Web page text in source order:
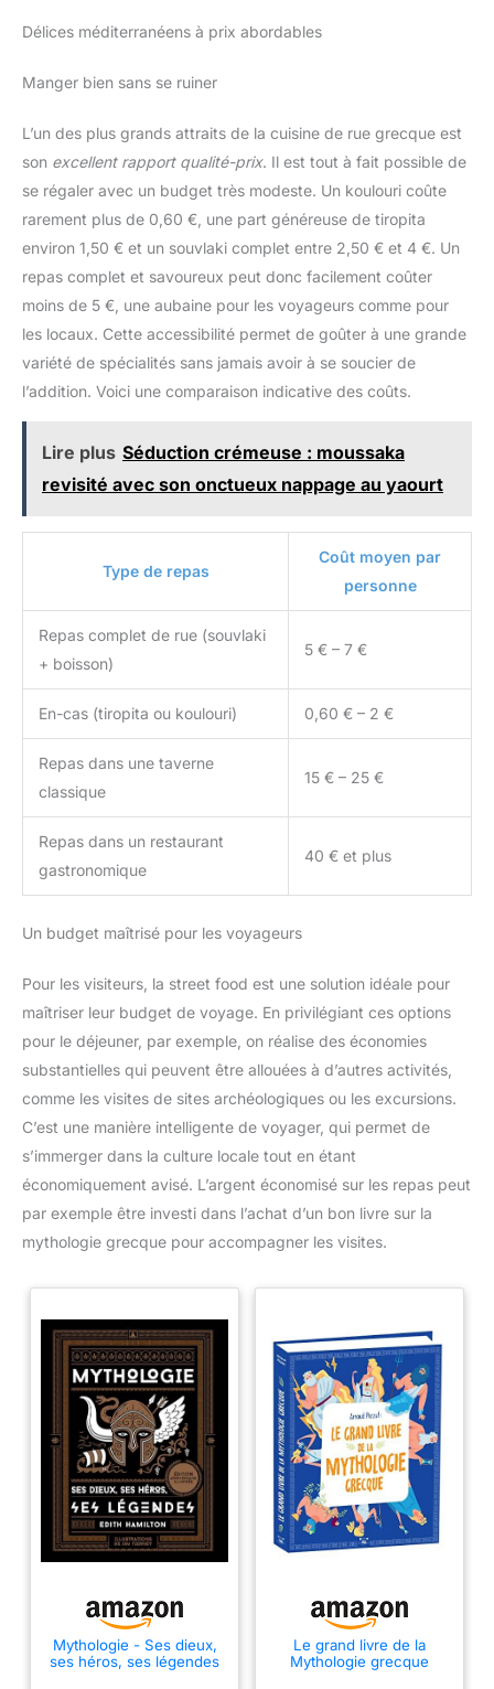
Délices méditerranéens à prix abordables
Manger bien sans se ruiner
L’un des plus grands attraits de la cuisine de rue grecque est
son excellent rapport qualité-prix. Il est tout à fait possible de
se régaler avec un budget très modeste. Un koulouri coûte
rarement plus de 0,60 €, une part généreuse de tiropita
environ 1,50 € et un souvlaki complet entre 2,50 € et 4 €. Un
repas complet et savoureux peut donc facilement coûter
moins de 5 €, une aubaine pour les voyageurs comme pour
les locaux. Cette accessibilité permet de goûter à une grande
variété de spécialités sans jamais avoir à se soucier de
l’addition. Voici une comparaison indicative des coûts.
Lire plus Séduction crémeuse : moussaka
revisité avec son onctueux nappage au yaourt
Type de repas
Coût moyen par
personne
Repas complet de rue (souvlaki
+ boisson)
5 € – 7 €
En-cas (tiropita ou koulouri) 0,60 € – 2 €
Repas dans une taverne
classique
15 € – 25 €
Repas dans un restaurant
gastronomique
40 € et plus
Un budget maîtrisé pour les voyageurs
Pour les visiteurs, la street food est une solution idéale pour
maîtriser leur budget de voyage. En privilégiant ces options
pour le déjeuner, par exemple, on réalise des économies
substantielles qui peuvent être allouées à d’autres activités,
comme les visites de sites archéologiques ou les excursions.
C’est une manière intelligente de voyager, qui permet de
s’immerger dans la culture locale tout en étant
économiquement avisé. L’argent économisé sur les repas peut
par exemple être investi dans l’achat d’un bon livre sur la
mythologie grecque pour accompagner les visites.
Mythologie - Ses dieux,
ses héros, ses légendes
Le grand livre de la
Mythologie grecque